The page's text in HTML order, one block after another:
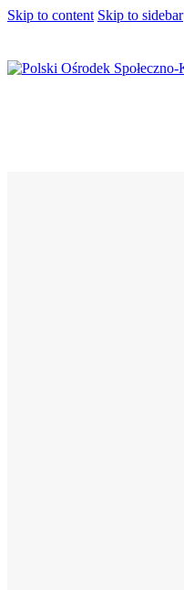
Skip to content Skip to sidebar